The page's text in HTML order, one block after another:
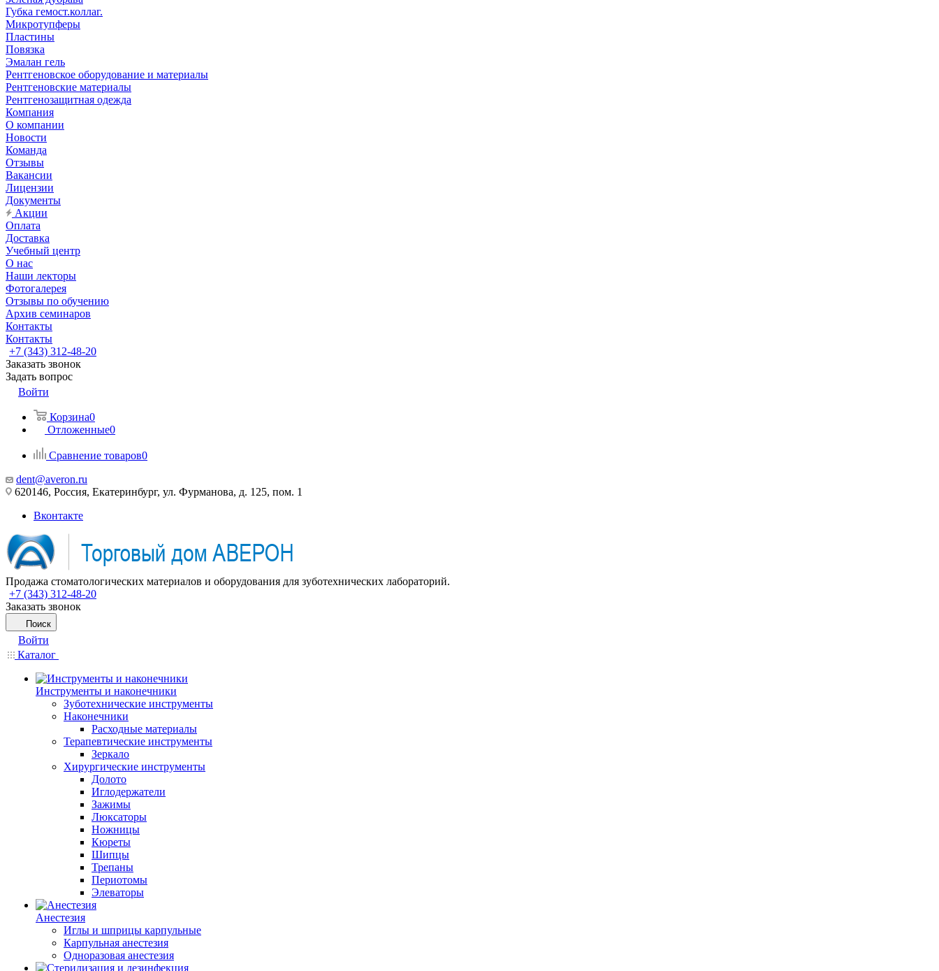
Губка гемост.коллаг.
Микротупферы
Пластины
Повязка
Эмалан гель
Рентгеновское оборудование и материалы
Рентгеновские материалы
Рентгенозащитная одежда
Компания
О компании
Новости
Команда
Отзывы
Вакансии
Лицензии
Документы
Акции
Оплата
Доставка
Учебный центр
О нас
Наши лекторы
Фотогалерея
Отзывы по обучению
Архив семинаров
Контакты
Контакты
+7 (343) 312-48-20
Заказать звонок
Задать вопрос
Войти
Корзина0
Отложенные0
Сравнение товаров0
dent@averon.ru
620146, Россия, Екатеринбург, ул. Фурманова, д. 125, пом. 1
Вконтакте
Продажа стоматологических материалов и оборудования для зуботехнических лабораторий.
+7 (343) 312-48-20
Заказать звонок
Поиск
Войти
Каталог
Инструменты и наконечники
Зуботехнические инструменты
Наконечники
Расходные материалы
Терапевтические инструменты
Зеркало
Хирургические инструменты
Долото
Иглодержатели
Зажимы
Люксаторы
Ножницы
Кюреты
Шипцы
Трепаны
Периотомы
Элеваторы
Анестезия
Иглы и шприцы карпульные
Карпульная анестезия
Одноразовая анестезия